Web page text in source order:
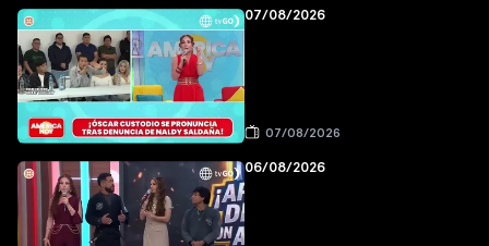
07/08/2026
07/08/2026
06/08/2026